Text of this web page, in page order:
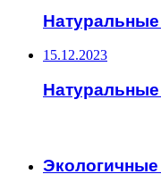
15.12.2023